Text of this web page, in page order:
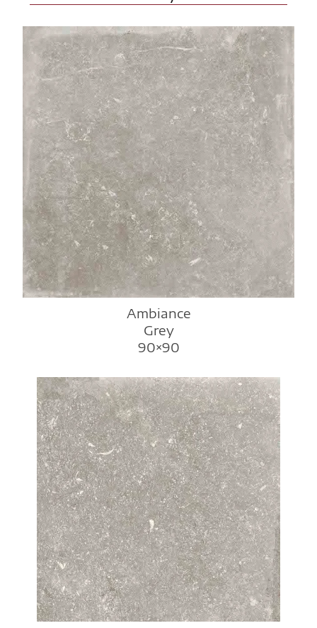
Ambiance
Grey
90×90